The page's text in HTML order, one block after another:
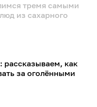
тремя самыми
из сахарного
рассказываем, как
за оголёнными